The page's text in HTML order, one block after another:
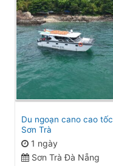
Du ngoạn cano cao tốc
Sơn Trà
1 ngày
Sơn Trà Đà Nẵng